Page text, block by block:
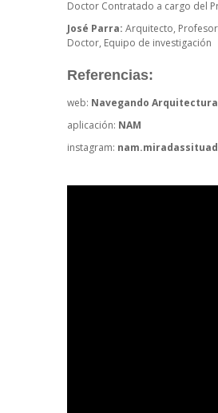
Doctor Contratado a cargo del
José Parra: Arquitecto,
Doctor, Equipo de investigación
Referencias:
web: Navegando
aplicación: NAM
instagram: